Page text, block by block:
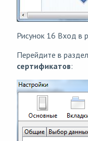
Рисунок 16 Вход в
Перейдите в раздел
сертификатов: